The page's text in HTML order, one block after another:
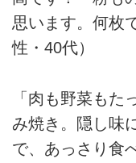
思います。何枚
性・40代）
「肉も野菜もた
み焼き。隠し味
で、あっさり食